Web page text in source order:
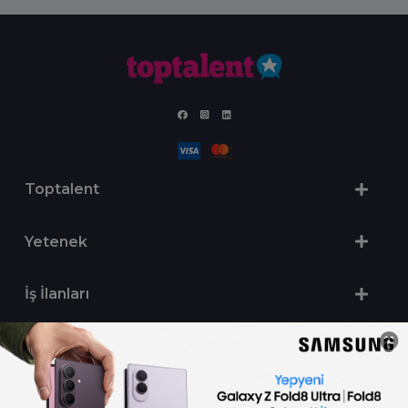
Toptalent
Yetenek
İş İlanları
Sertifika Programları
Yetenek Testleri